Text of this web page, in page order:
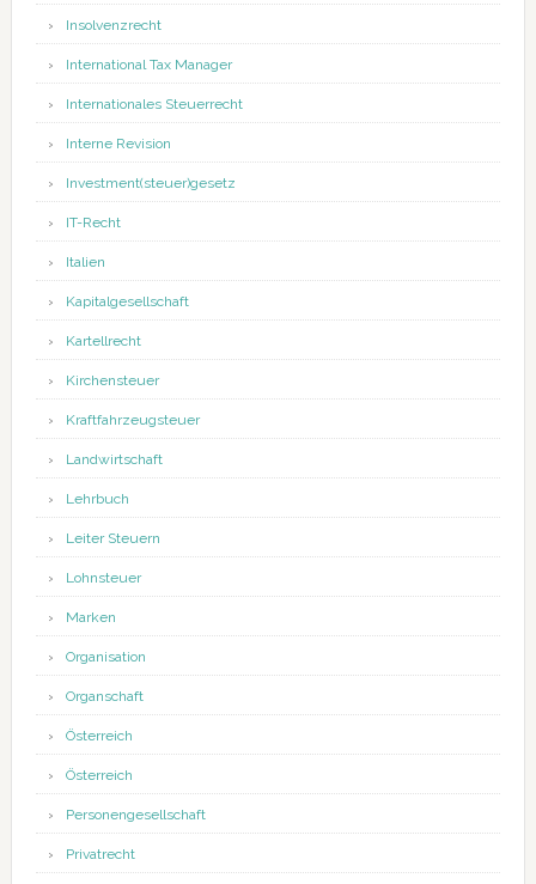
Insolvenzrecht
International Tax Manager
Internationales Steuerrecht
Interne Revision
Investment(steuer)gesetz
IT-Recht
Italien
Kapitalgesellschaft
Kartellrecht
Kirchensteuer
Kraftfahrzeugsteuer
Landwirtschaft
Lehrbuch
Leiter Steuern
Lohnsteuer
Marken
Organisation
Organschaft
Österreich
Österreich
Personengesellschaft
Privatrecht